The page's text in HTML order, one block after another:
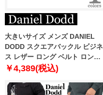
大きいサイズ メンズ DANIEL
DODD スクエアバックル ビジネ
ス レザー ロング ベルト ロング
サイズ azbl-259003
￥4,389(税込)